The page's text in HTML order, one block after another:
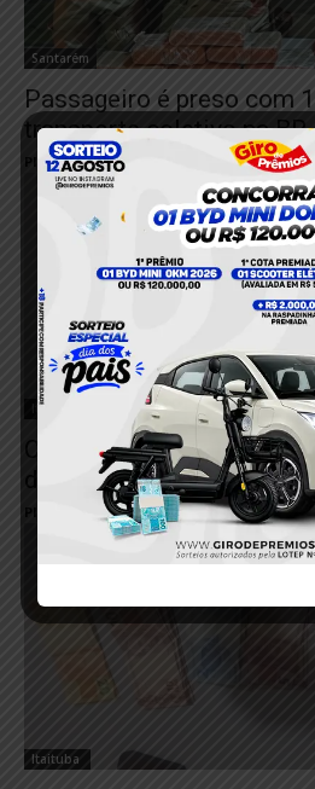
Santarém
Passageiro é preso com
transporte coletivo na
Plantão 24horas News 9 de maio de 2024
Itaituba
Casal do tráfico é preso
de Miritituba
Plantão 24horas News - 25 de março de
Itaituba